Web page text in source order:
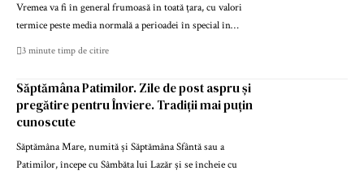
Vremea va fi în general frumoasă în toată țara, cu valori
termice peste media normală a perioadei în special în…
3 minute timp de citire
Săptămâna Patimilor. Zile de post aspru și
pregătire pentru Înviere. Tradiții mai puțin
cunoscute
Săptămâna Mare, numită și Săptămâna Sfântă sau a
Patimilor, începe cu Sâmbăta lui Lazăr și se încheie cu